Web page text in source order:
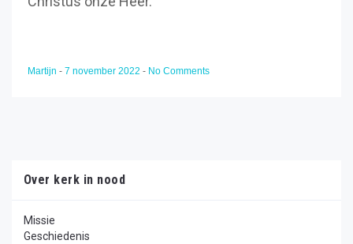
Martijn - 7 november 2022 - No Comments
Over kerk in nood
Missie
Geschiedenis